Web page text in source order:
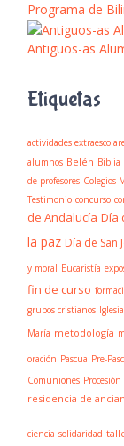
Programa de
Antiguos-as
Etiquetas
actividades
alumnos Belén Biblia
de profesores Colegios
Testimonio concurso
de Andalucía Día
la paz Día de San
y moral Eucaristía
fin de curso
grupos cristianos Iglesia
María metodología
oración Pascua Pre-
Comuniones
residencia de
ciencia solidaridad